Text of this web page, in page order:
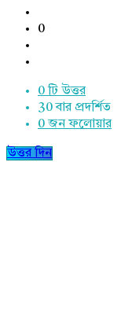
0
0 টি উত্তর
30বার প্রদর্শিত
0 জন ফলোয়ার
উত্তর দিন